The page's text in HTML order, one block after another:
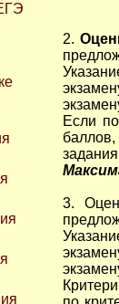
2.
Если
3.